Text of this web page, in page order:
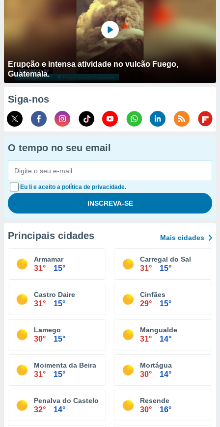
Erupção e intensa atividade no vulcão Fuego,
Guatemala.
Siga-nos
O tempo no seu email
Eu li e aceito a política de privacidade.
Principais cidades Mais cidades
Armamar
31° 15°
Carregal do Sal
31° 15°
Castro Daire
31° 15°
Cinfães
29° 15°
Lamego
30° 15°
Mangualde
31° 14°
Moimenta da Beira
31° 15°
Mortágua
30° 14°
Penalva do Castelo
32° 14°
Resende
30° 16°